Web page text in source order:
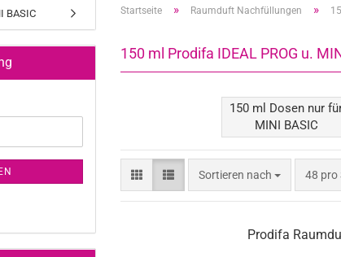
Startseite » Raumduft Nachfüllungen »
150 ml Prodifa IDEAL PROG u.
150 ml Dosen nur
MINI BASIC
Sortieren nach
Sortieren nach 48 pro
pro
Prodifa
BASIC